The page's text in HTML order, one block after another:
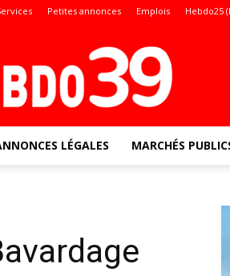
Petites annonces Emplois Hebdo25
LÉGALES MARCHÉS